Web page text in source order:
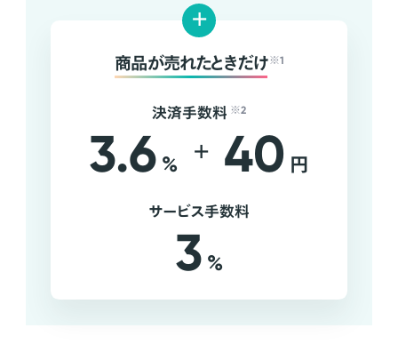
+
商品が売れたときだけ ※1
決済手数料 ※2
3.6 % + 40 円
サービス手数料
3 %